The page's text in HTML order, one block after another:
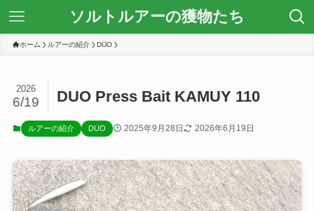
ソルトルアーの獲物たち
ホーム ルアーの紹介 DUO
DUO Press Bait KAMUY 110
2026
6/19
ルアーの紹介 DUO 2025年9月28日 2026年6月19日